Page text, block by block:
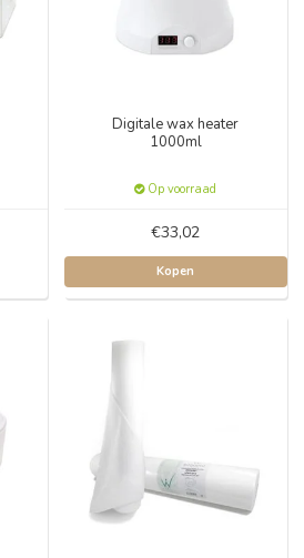
Digitale wax heater
1000ml
Op voorraad
€33,02
Kopen